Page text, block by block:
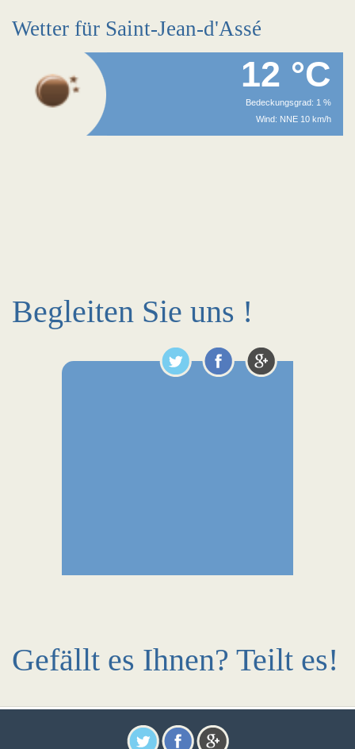
Wetter für Saint-Jean-d'Assé
12 °C
Bedeckungsgrad: 1 %
Wind: NNE 10 km/h
Begleiten Sie uns !
Gefällt es Ihnen? Teilt es!